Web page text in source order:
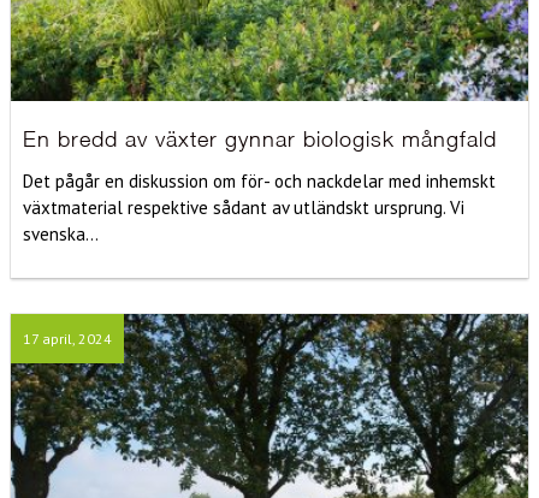
En bredd av växter gynnar biologisk mångfald
Det pågår en diskussion om för- och nackdelar med inhemskt
växtmaterial respektive sådant av utländskt ursprung. Vi
svenska...
17 april, 2024